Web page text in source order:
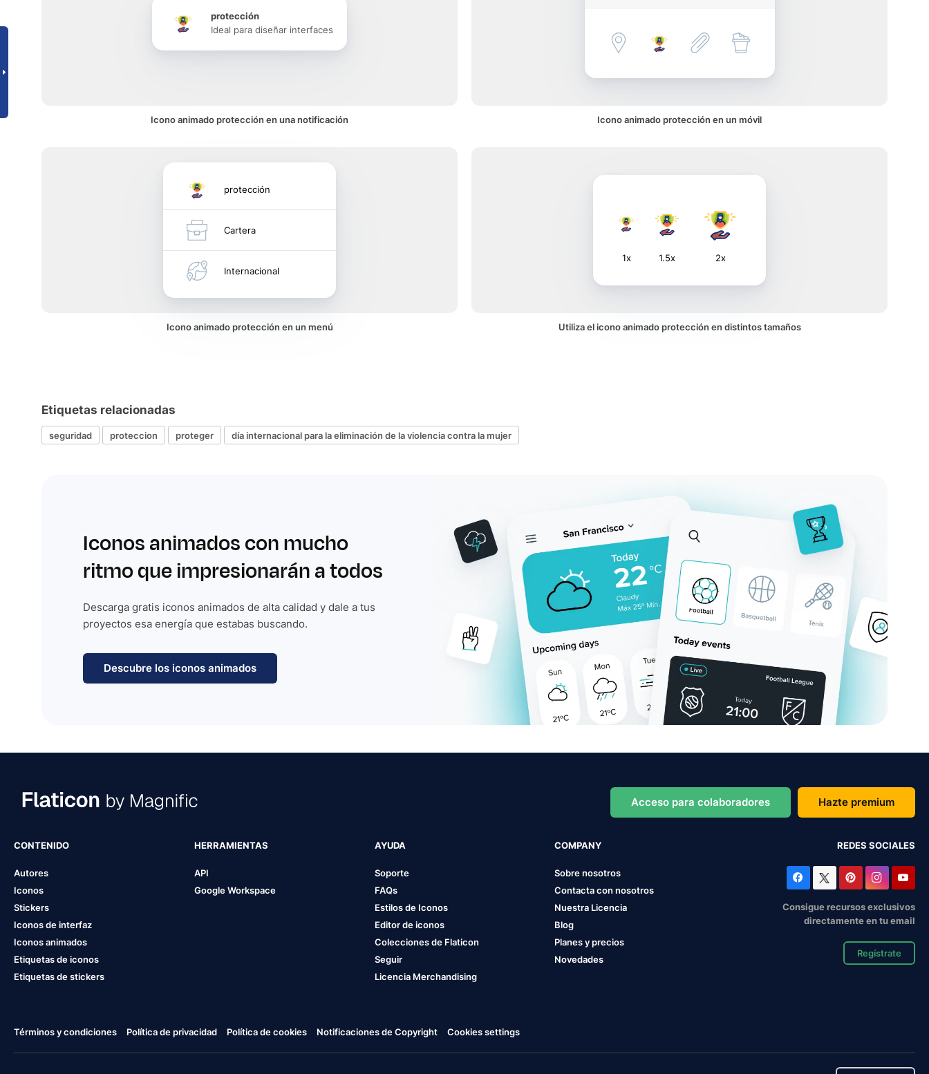
protección
Ideal para diseñar interfaces
Icono animado protección en una notificación Icono animado protección en un móvil
protección
Cartera
Internacional
Icono animado protección en un menú
1x 1.5x 2x
Utiliza el icono animado protección en distintos tamaños
Etiquetas relacionadas
seguridad proteccion proteger día internacional para la eliminación de la violencia contra la mujer
Iconos animados con mucho
ritmo que impresionarán a todos
Descarga gratis iconos animados de alta calidad y dale a tus
proyectos esa energía que estabas buscando.
Descubre los iconos animados
Acceso para colaboradores Hazte premium
CONTENIDO
Autores
Iconos
Stickers
Iconos de interfaz
Iconos animados
Etiquetas de iconos
Etiquetas de stickers
HERRAMIENTAS
API
Google Workspace
AYUDA
Soporte
FAQs
Estilos de Iconos
Editor de iconos
Colecciones de Flaticon
Seguir
Licencia Merchandising
COMPANY
Sobre nosotros
Contacta con nosotros
Nuestra Licencia
Blog
Planes y precios
Novedades
REDES SOCIALES
Consigue recursos exclusivos
directamente en tu email
Regístrate
Términos y condiciones Política de privacidad Política de cookies Notificaciones de Copyright Cookies settings